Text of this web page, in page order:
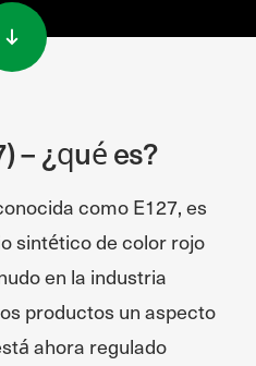
– ¿qué es?
como E127, es
sintético de color rojo
en la industria
productos un aspecto
ahora regulado